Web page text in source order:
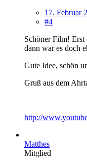
17. Februar
#4
Schöner Film! Erst
dann war es doch
Gute Idee, schön
Gruß aus dem
http://
Matthes
Mitglied